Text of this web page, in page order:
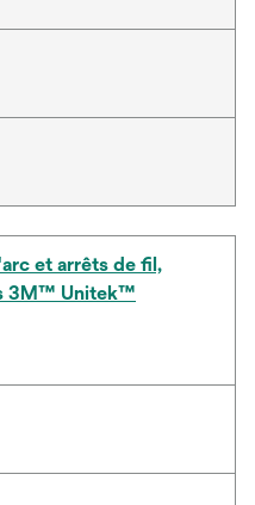
et arrêts de fil,
3M™ Unitek™